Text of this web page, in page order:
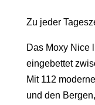
Zu jeder
Das Moxy Nice
eingebettet
Mit 112
und den